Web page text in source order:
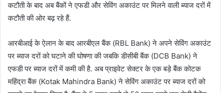
कटौती के बाद अब बैंकों ने एफडी और सेविंग अकाउंट पर मिलने वाली ब्याज दरों में
कटौती की ओर बढ़ रहे हैं.
आरबीआई के ऐलान के बाद आरबीएल बैंक (RBL Bank) ने अपने सेविंग अकाउंट
पर ब्याज दरों को घटाने की घोषणा की जबकि डीसीबी बैंक (DCB Bank) ने
एफडी पर ब्याज दरों में कमी की है. अब प्राइवेट सेक्टर के एक बड़े बैंक कोटक
महिंद्रा बैंक (Kotak Mahindra Bank) ने सेविंग अकाउंट पर ब्याज दरों को